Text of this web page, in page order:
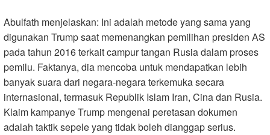
Abulfath menjelaskan: Ini adalah metode yang sama yang
digunakan Trump saat memenangkan pemilihan presiden AS
pada tahun 2016 terkait campur tangan Rusia dalam proses
pemilu. Faktanya, dia mencoba untuk mendapatkan lebih
banyak suara dari negara-negara terkemuka secara
internasional, termasuk Republik Islam Iran, Cina dan Rusia.
Klaim kampanye Trump mengenai peretasan dokumen
adalah taktik sepele yang tidak boleh dianggap serius.